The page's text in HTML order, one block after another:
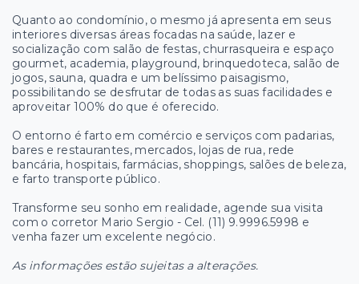
Quanto ao condomínio, o mesmo já apresenta em seus
interiores diversas áreas focadas na saúde, lazer e
socialização com salão de festas, churrasqueira e espaço
gourmet, academia, playground, brinquedoteca, salão de
jogos, sauna, quadra e um belíssimo paisagismo,
possibilitando se desfrutar de todas as suas facilidades e
aproveitar 100% do que é oferecido.
O entorno é farto em comércio e serviços com padarias,
bares e restaurantes, mercados, lojas de rua, rede
bancária, hospitais, farmácias, shoppings, salões de beleza,
e farto transporte público.
Transforme seu sonho em realidade, agende sua visita
com o corretor Mario Sergio - Cel. (11) 9.9996.5998 e
venha fazer um excelente negócio.
As informações estão sujeitas a alterações.